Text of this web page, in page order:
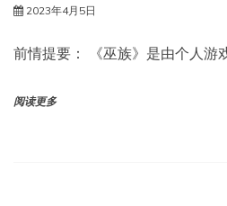
2023年4月5日
前情提要： 《巫族》是由个人游
阅读更多